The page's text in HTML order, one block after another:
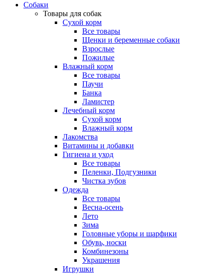
Собаки
Товары для собак
Сухой корм
Все товары
Щенки и беременные собаки
Взрослые
Пожилые
Влажный корм
Все товары
Паучи
Банка
Ламистер
Лечебный корм
Сухой корм
Влажный корм
Лакомства
Витамины и добавки
Гигиена и уход
Все товары
Пеленки, Подгузники
Чистка зубов
Одежда
Все товары
Весна-осень
Лето
Зима
Головные уборы и шарфики
Обувь, носки
Комбинезоны
Украшения
Игрушки